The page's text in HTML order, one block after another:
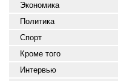
Экономика
Политика
Спорт
Кроме того
Интервью